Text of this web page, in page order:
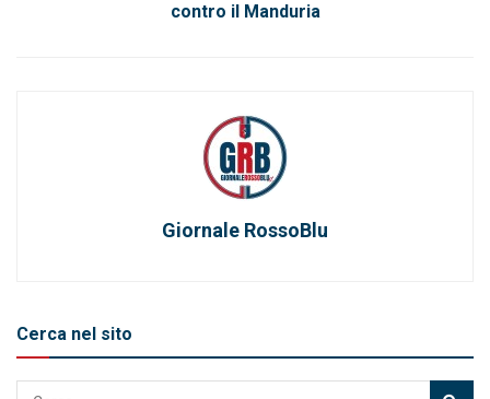
contro il Manduria
Giornale RossoBlu
Cerca nel sito